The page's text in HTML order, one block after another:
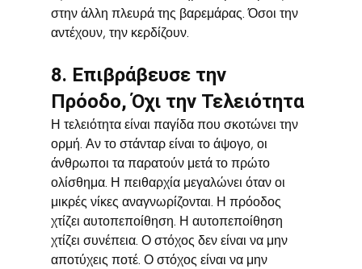
στην άλλη πλευρά της βαρεμάρας. Όσοι την
αντέχουν, την κερδίζουν.
8. Επιβράβευσε την
Πρόοδο, Όχι την Τελειότητα
Η τελειότητα είναι παγίδα που σκοτώνει την
ορμή. Αν το στάνταρ είναι το άψογο, οι
άνθρωποι τα παρατούν μετά το πρώτο
ολίσθημα. Η πειθαρχία μεγαλώνει όταν οι
μικρές νίκες αναγνωρίζονται. Η πρόοδος
χτίζει αυτοπεποίθηση. Η αυτοπεποίθηση
χτίζει συνέπεια. Ο στόχος δεν είναι να μην
αποτύχεις ποτέ. Ο στόχος είναι να μην